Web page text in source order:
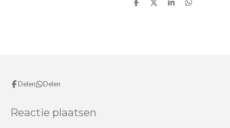
D
D
S
D
Delen Delen
Reactie plaatsen